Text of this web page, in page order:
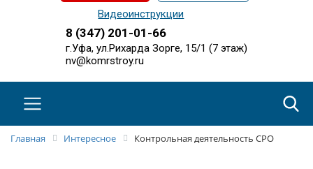
Видеоинструкции
8 (347) 201-01-66
г.Уфа, ул.Рихарда Зорге, 15/1 (7 этаж)
nv@komrstroy.ru
Главная Интересное Контрольная деятельность СРО